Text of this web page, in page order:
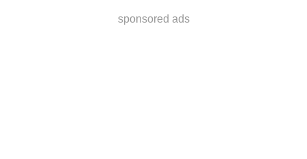
sponsored ads